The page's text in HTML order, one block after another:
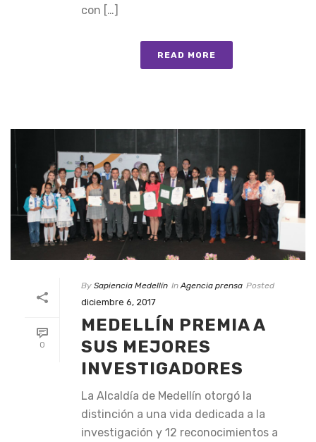
con […]
READ MORE
0
By Sapiencia Medellín In Agencia prensa Posted
diciembre 6, 2017
MEDELLÍN PREMIA A
SUS MEJORES
INVESTIGADORES
La Alcaldía de Medellín otorgó la
distinción a una vida dedicada a la
investigación y 12 reconocimientos a